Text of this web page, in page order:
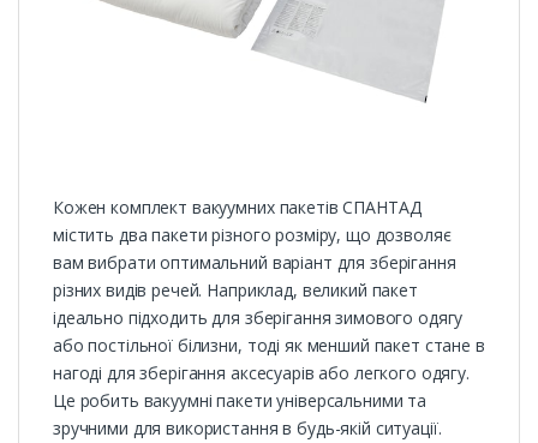
Кожен комплект вакуумних пакетів СПАНТАД
містить два пакети різного розміру, що дозволяє
вам вибрати оптимальний варіант для зберігання
різних видів речей. Наприклад, великий пакет
ідеально підходить для зберігання зимового одягу
або постільної білизни, тоді як менший пакет стане в
нагоді для зберігання аксесуарів або легкого одягу.
Це робить вакуумні пакети універсальними та
зручними для використання в будь-якій ситуації.